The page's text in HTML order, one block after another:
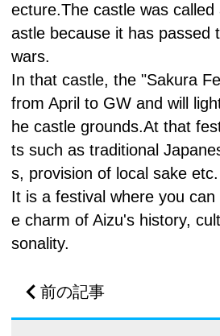
ecture.The castle was
astle because it has passed
wars.
In that castle, the "Sakura
from April to GW and will
he castle grounds.At that
ts such as traditional
s, provision of local sake
It is a festival where you
e charm of Aizu's history,
sonality.
前の記事